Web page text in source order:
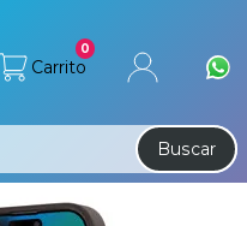
Carrito
0
Buscar